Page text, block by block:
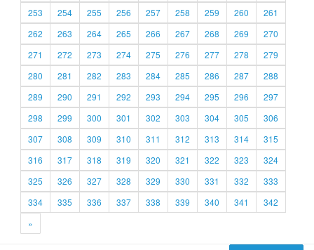
253
254 255 256 257 258 259 260
261
262
263 264 265 266 267 268 269
270
271
272 273 274 275 276 277 278
279
280
281 282 283 284 285 286 287
288
289
290 291 292 293 294 295 296
297
298
299 300 301 302 303 304 305
306
307
308 309 310 311 312 313 314
315
316
317 318 319 320 321 322 323
324
325
326 327 328 329 330 331 332
333
334
335 336 337 338 339 340 341
342
»